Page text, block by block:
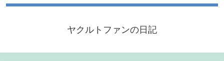
ヤクルトファンの日記